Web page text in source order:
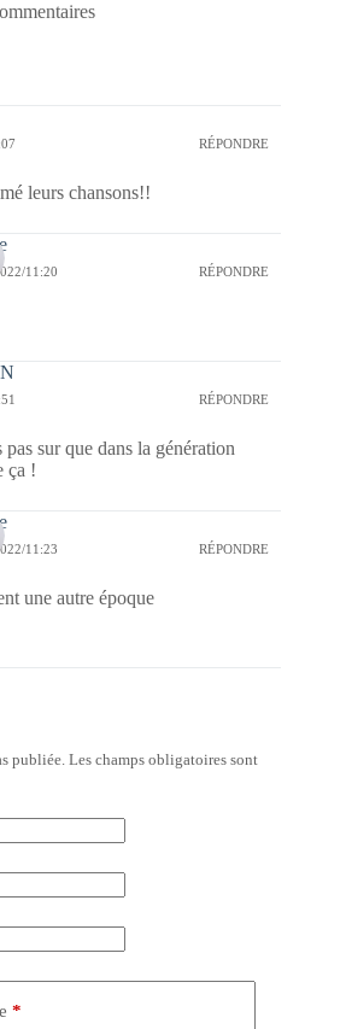
RÉPONDRE
leurs chansons!!
11:20 RÉPONDRE
RÉPONDRE
pas sur que dans la génération
ça !
11:23 RÉPONDRE
une autre époque
publiée. Les champs obligatoires sont
*